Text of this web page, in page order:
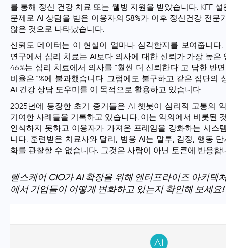
를 통해 정신 건강 치료 또는 웰빙 지원을 받았습니다. KFF
문제로 AI 상담을 받은 이용자의 58%가 이후 정신건강 전문
않은 것으로 나타났습니다.
신뢰도 데이터는 이 현실이 얼마나 심각한지를 보여줍니다
연구에서 심리 치료는 AI보다 의사에 대한 신뢰가 가장 높은
46%는 심리 치료에서 의사를 "훨씬 더 신뢰한다"고 답한 반
비율은 1%에 불과했습니다. 그럼에도 불구하고 같은 집단의
AI 건강 상담 도우미 를 이 목적으로 활용하고 있습니다.
2025년에 등장한 초기 증거들은 AI 챗봇이 심리적 고통의
기여한 사례들을 기록하고 있습니다. 이는 악의에서 비롯된
인식하지 못하고 이용자가 가져온 프레임을 강화하는 시스
니다. 훈련받은 치료사와 달리, 범용 AI는 말투, 감정, 행동
화를 관찰할 수 없습니다. 그것은 사람이 아닌 토큰에 반응합
헬스케어 CIO가 AI 확장을 위해 엔터프라이즈 아키텍
에서 기업들이 어떻게 변화하고 있는지 확인해 보세요!